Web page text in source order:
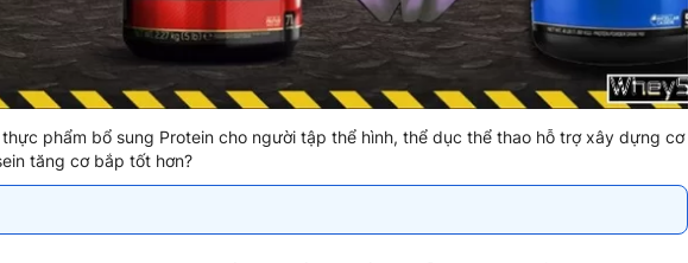
phẩm bổ sung Protein cho người tập thể hình, thể dục thể thao hỗ trợ xây dựng cơ
tăng cơ bắp tốt hơn?